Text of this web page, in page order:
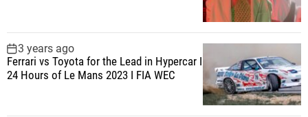
3 years ago
Ferrari vs Toyota for the Lead in Hypercar I
24 Hours of Le Mans 2023 I FIA WEC